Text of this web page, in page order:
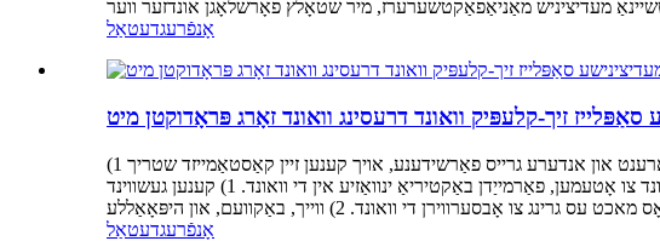
אָנפֿרעגדעטאַל
פּראָדוקט נאָמען אַטלעטיק וואונד דרעסינג מעדיציניש ניט וואָווען דרעסינג טייפּ מאַטעריאַל ניט-וואָווען קאָליר ווייס, טראַנספּאַרענט און אנדערע גרייס פאַרשידענע, אויך קענען זיין קאַסטאַמייזד שטריך 1)
וואַסערפּרוף, טראַנספּאַרענט 2) פּערמעאַבאַל, לופט פּערמעאַבאַל 3) פיקסיר די נאָדל 4) באַשיצן וואונדן מייַלע גרינג פֿאַר די וואונד צו אָטעמען, פאַרמייַדן באַקטיריאַ ינוואַזיע אין די וואונד. 1) קענען געשווינד
אָנפֿרעגדעטאַל